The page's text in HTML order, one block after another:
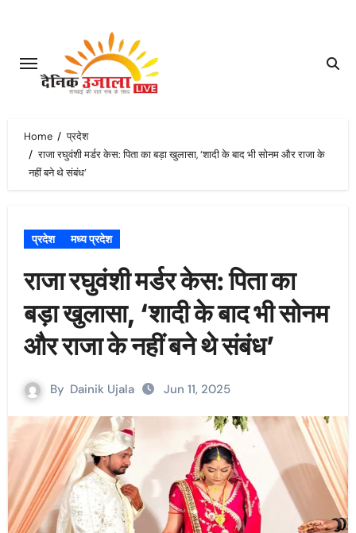
content
Home
प्रदेश
राजा रघुवंशी मर्डर केस: पिता का बड़ा खुलासा, ‘शादी के बाद भी सोनम और राजा के
नहीं बने थे संबंध’
प्रदेश मध्य प्रदेश
राजा रघुवंशी मर्डर केस: पिता का
बड़ा खुलासा, ‘शादी के बाद भी सोनम
और राजा के नहीं बने थे संबंध’
By Dainik Ujala Jun 11, 2025